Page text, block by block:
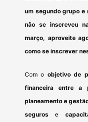
um segundo grupo e
não se inscreveu
março, aproveite
como se inscrever
Com o objetivo de
financeira entre a
planeamento e
seguros e